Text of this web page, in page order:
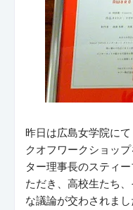
昨日は広島女学院に
クオフワークショッ
ター理事長のスティ
ただき、高校生たち
な議論が交わされま